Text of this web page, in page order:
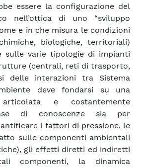
essere la configurazione del
nell’ottica di uno “sviluppo
e in che misura le condizioni
biologiche, territoriali)
sulle varie tipologie di impianti
(centrali, reti di trasporto,
delle interazioni tra Sistema
deve fondarsi su una
articolata e costantemente
di conoscenze sia per
i fattori di pressione, le
sulle componenti ambientali
gli effetti diretti ed indiretti
componenti, la dinamica